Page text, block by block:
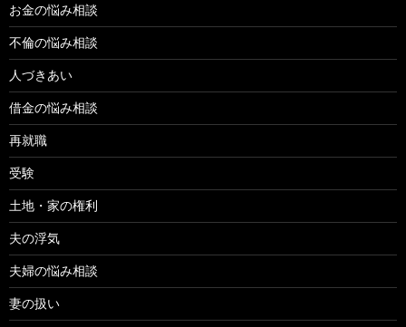
お金の悩み相談
不倫の悩み相談
人づきあい
借金の悩み相談
再就職
受験
土地・家の権利
夫の浮気
夫婦の悩み相談
妻の扱い